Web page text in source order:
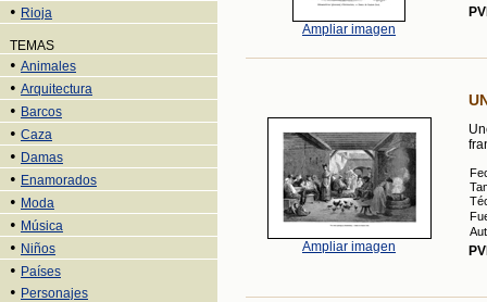
• Rioja
TEMAS
• Animales
• Arquitectura
• Barcos
• Caza
• Damas
• Enamorados
• Moda
• Música
• Niños
• Países
• Personajes
Ampliar imagen
Ampliar imagen